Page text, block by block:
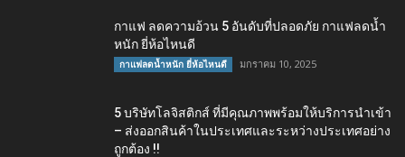
กาแฟ ลดความอ้วน 5 อันดับที่ปลอดภัย กาแฟลดน้ำ
หนัก ยี่ห้อไหนดี
กาแฟลดน้ำหนัก ยี่ห้อไหนดี มกราคม 10, 2025
5 บริษัทโลจิสติกส์ ที่มีคุณภาพพร้อมให้บริการนำเข้า
– ส่งออกสินค้าในประเทศและระหว่างประเทศอย่าง
ถูกต้อง !!